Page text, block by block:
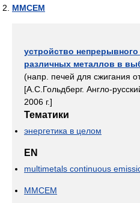
MMCEM
устройство
различных металлов в
(напр. печей для сжигания
[А.С.Гольдберг. Англо-
2006 г.]
Тематики
энергетика в целом
EN
multimetals continuous
MMCEM